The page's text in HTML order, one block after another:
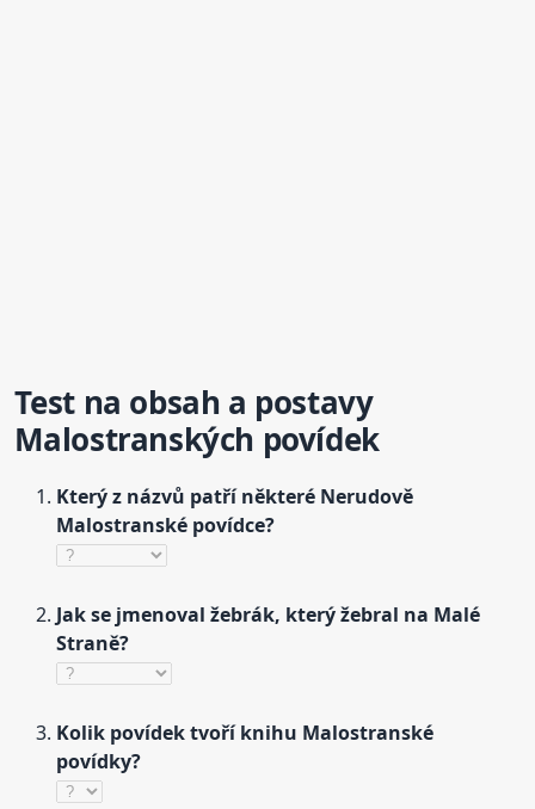
Test na obsah a postavy
Malostranských povídek
Který z názvů patří některé Nerudově
Malostranské povídce?
Jak se jmenoval žebrák, který žebral na Malé
Straně?
Kolik povídek tvoří knihu Malostranské
povídky?